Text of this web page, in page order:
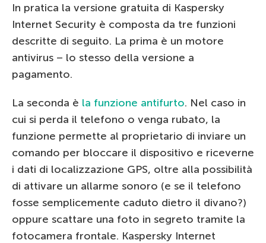
In pratica la versione gratuita di Kaspersky
Internet Security è composta da tre funzioni
descritte di seguito. La prima è un motore
antivirus – lo stesso della versione a
pagamento.
La seconda è la funzione antifurto. Nel caso in
cui si perda il telefono o venga rubato, la
funzione permette al proprietario di inviare un
comando per bloccare il dispositivo e riceverne
i dati di localizzazione GPS, oltre alla possibilità
di attivare un allarme sonoro (e se il telefono
fosse semplicemente caduto dietro il divano?)
oppure scattare una foto in segreto tramite la
fotocamera frontale. Kaspersky Internet